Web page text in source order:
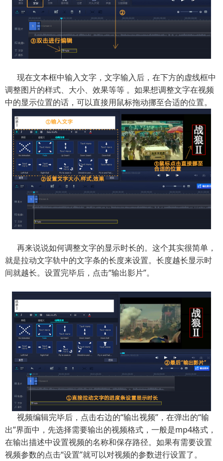
现在文本框中输入文字，文字输入后，在下方的虚线框中
调整图片的样式、大小、效果等等 。如果想调整文字在视频
中的显示位置的话，可以直接用鼠标拖动挪至合适的位置。
再来说说如何调整文字的显示时长的。这个其实很简单，
就是拉动文字轨中的文字条的长度来设置。长度越长显示时
间就越长。设置完毕后，点击“输出影片”。
视频编辑完毕后，点击右边的“输出视频”，在弹出的“输
出”界面中，先选择需要输出的视频格式，一般是mp4格式，
在输出描述中设置视频的名称和保存路径。如果有需要设置
视频参数的点击“设置”就可以对视频的参数进行设置了。